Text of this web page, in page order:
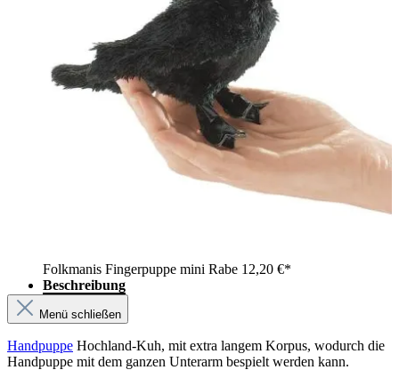
Folkmanis Fingerpuppe mini Rabe 12,20 €*
Beschreibung
Menü schließen
Handpuppe Hochland-Kuh, mit extra langem Korpus, wodurch die
Handpuppe mit dem ganzen Unterarm bespielt werden kann.